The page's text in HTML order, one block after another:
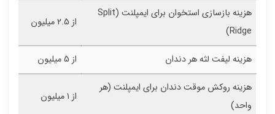
هزینه بازسازی استخوان برای ایمپلنت (Split
Ridge)
از 2.5 میلیون
هزینه لیفت لثه هر دندان
از 5 میلیون
هزینه روکش موقت دندان برای ایمپلنت (هر
واحد)
از ۱ میلیون